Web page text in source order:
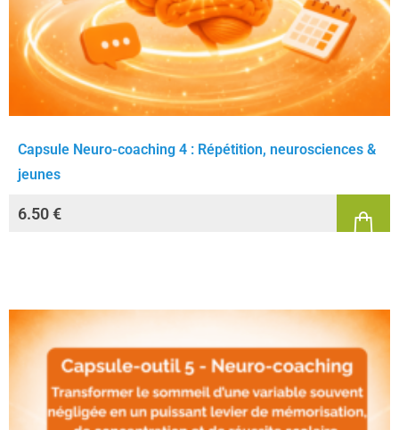
Capsule Neuro-coaching 4 : Répétition, neurosciences &
jeunes
6.50€